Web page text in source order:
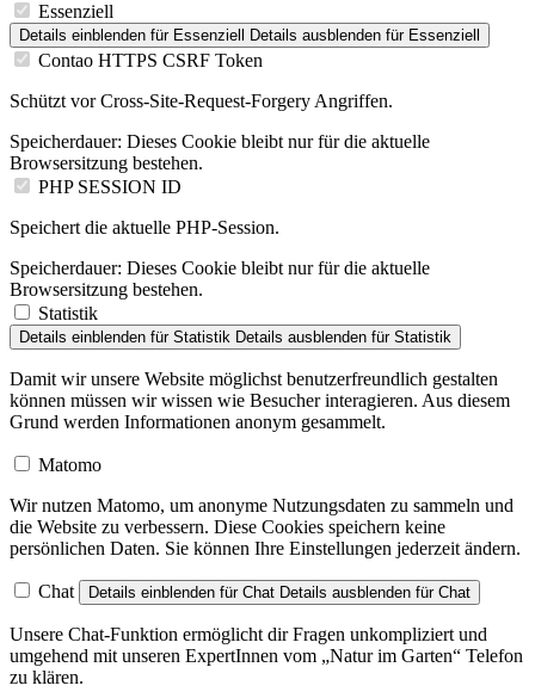
Essenziell
Details einblenden für Essenziell Details ausblenden für Essenziell
Contao HTTPS CSRF Token
Schützt vor Cross-Site-Request-Forgery Angriffen.
Speicherdauer: Dieses Cookie bleibt nur für die aktuelle
Browsersitzung bestehen.
PHP SESSION ID
Speichert die aktuelle PHP-Session.
Speicherdauer: Dieses Cookie bleibt nur für die aktuelle
Browsersitzung bestehen.
Statistik
Details einblenden für Statistik Details ausblenden für Statistik
Damit wir unsere Website möglichst benutzerfreundlich gestalten
können müssen wir wissen wie Besucher interagieren. Aus diesem
Grund werden Informationen anonym gesammelt.
Matomo
Wir nutzen Matomo, um anonyme Nutzungsdaten zu sammeln und
die Website zu verbessern. Diese Cookies speichern keine
persönlichen Daten. Sie können Ihre Einstellungen jederzeit ändern.
Chat Details einblenden für Chat Details ausblenden für Chat
Unsere Chat-Funktion ermöglicht dir Fragen unkompliziert und
umgehend mit unseren ExpertInnen vom „Natur im Garten“ Telefon
zu klären.